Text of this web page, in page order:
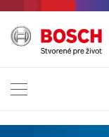
Odstúpit od
Bosch Power Tools